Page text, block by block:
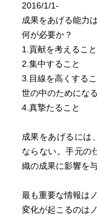
第四 無難なもの
経営者の条件）
３６「知識労働の
仕事の目的を考え
働く者自身が生産
継続してイノベー
知識労働は量よ
知識労働者は組
を理解する（出典
つながる（出典：
問題は成果をあ
きなものを生み出
自らのあらゆる決
ものと遠い将来に
とである」（『マ
「戦略的な意思決
あっても、初めか
なことは、正しい
「明日というもの
る」（『マネジメ
マネジメントの巨
（2010年2月了）
2016/1/1-
成果をあげる能力
何が必要か？
1.貢献を考えること
2.集中すること
3.目線を高くするこ
世の中のためにな
4.真摯たること
成果をあげるには
ならない。手元の
織の成果に影響を
最も重要な情報は
変化が起こるのは